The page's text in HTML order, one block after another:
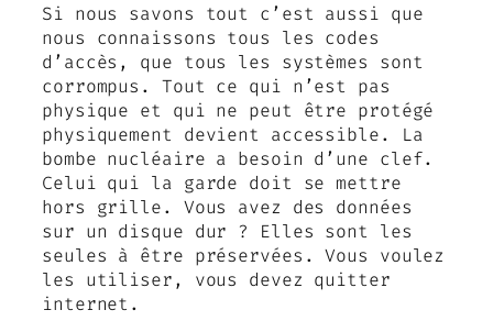
Si nous savons tout c’est aussi que
nous connaissons tous les codes
d’accès, que tous les systèmes sont
corrompus. Tout ce qui n’est pas
physique et qui ne peut être protégé
physiquement devient accessible. La
bombe nucléaire a besoin d’une clef.
Celui qui la garde doit se mettre
hors grille. Vous avez des données
sur un disque dur ? Elles sont les
seules à être préservées. Vous voulez
les utiliser, vous devez quitter
internet.